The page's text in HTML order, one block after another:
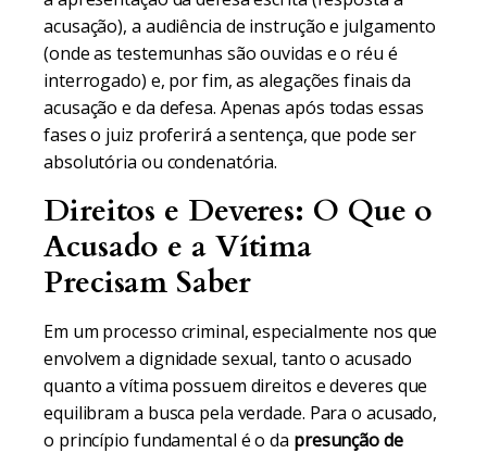
acusação), a audiência de instrução e julgamento
(onde as testemunhas são ouvidas e o réu é
interrogado) e, por fim, as alegações finais da
acusação e da defesa. Apenas após todas essas
fases o juiz proferirá a sentença, que pode ser
absolutória ou condenatória.
Direitos e Deveres: O Que o
Acusado e a Vítima
Precisam Saber
Em um processo criminal, especialmente nos que
envolvem a dignidade sexual, tanto o acusado
quanto a vítima possuem direitos e deveres que
equilibram a busca pela verdade. Para o acusado,
o princípio fundamental é o da presunção de